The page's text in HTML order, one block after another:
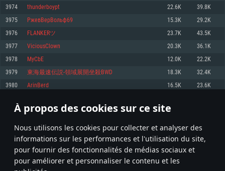
À propos des cookies sur ce site
Nous utilisons les cookies pour collecter et analyser des
informations sur les performances et l'utilisation du site,
pour fournir des fonctionnalités de médias sociaux et
pour améliorer et personnaliser le contenu et les
Disque dur: 23.1 Go (client minimal)
Recommandée
1060 et plus, Radeon RX 570 et plus.
Disque dur: 75.9 Go (client complet)
Disque dur: 62,2 Go (client minimal)
Recommandée
OS: Mac OS Big Sur 11.0 ou plus récent
Processeur: Core i7 (Les processeurs Intel Xeon ne sont pas supportés)
Mémoire: 8 GB
Carte graphique: Radeon Vega II ou plus avec support de Metal
Disque dur: 62,2 Go (client complet)
Disque dur: 62,2 Go (client minimal)
Recommandée
OS: Ubuntu 20.04 64bit
Processeur: Intel Core i7
Mémoire: 8 GB
Carte graphique: NVIDIA 1060 avec les derniers drivers (moins de 6 mois) /
6 mois et supportant Vulkan
Connection: Connexion Internet à haut débit
Disque dur: 60,2 Go (client complet)
3974 thunderboypt 22.6K 39.8K
3975 РжевВерВольф69 15.3K 29.2K
3976 FLANKERツ 23.7K 43.5K
3977 ViciousClown 20.3K 36.1K
3978 MyCbЕ 12.0K 22.2K
3979 東海最速伝説-領域展開坐殺BWD 18.3K 32.4K
3980 ArinBerd 16.5K 23.6K
* Classement mis à jour quotidiennement
198 199 200 299